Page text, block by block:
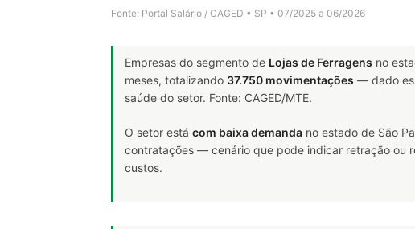
Fonte: Portal Salário / CAGED • SP • 07/2025 a 06/2026
Empresas do segmento de Lojas de Ferragens no
meses, totalizando 37.750 movimentações — dado
saúde do setor. Fonte: CAGED/MTE.
O setor está com baixa demanda no estado de São
contratações — cenário que pode indicar retração ou
custos.